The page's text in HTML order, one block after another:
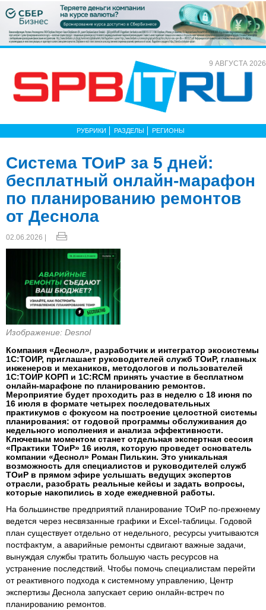
9 АВГУСТА 2026
РУБРИКИ РАЗДЕЛЫ РЕГИОНЫ
Система ТОиР за 5 дней:
бесплатный онлайн-марафон
по планированию ремонтов
от Деснола
02.06.2026 |
Изображение: Desnol
Компания «Деснол», разработчик и интегратор экосистемы
1С:ТОИР, приглашает руководителей служб ТОиР, главных
инженеров и механиков, методологов и пользователей
1С:ТОИР КОРП и 1С:RCM принять участие в бесплатном
онлайн-марафоне по планированию ремонтов.
Мероприятие будет проходить раз в неделю с 18 июня по
16 июля в формате четырех последовательных
практикумов с фокусом на построение целостной системы
планирования: от годовой программы обслуживания до
недельного исполнения и анализа эффективности.
Ключевым моментом станет отдельная экспертная сессия
«Практики ТОиР» 16 июля, которую проведет основатель
компании «Деснол» Роман Пилькин. Это уникальная
возможность для специалистов и руководителей служб
ТОиР в прямом эфире услышать ведущих экспертов
отрасли, разобрать реальные кейсы и задать вопросы,
которые накопились в ходе ежедневной работы.
На большинстве предприятий планирование ТОиР по-прежнему
ведется через несвязанные графики и Excel-таблицы. Годовой
план существует отдельно от недельного, ресурсы учитываются
постфактум, а аварийные ремонты сдвигают важные задачи,
вынуждая службы тратить большую часть ресурсов на
устранение последствий. Чтобы помочь специалистам перейти
от реактивного подхода к системному управлению, Центр
экспертизы Деснола запускает серию онлайн-встреч по
планированию ремонтов.